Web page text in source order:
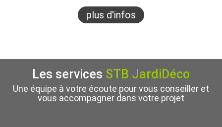
plus d'infos
Les services STB JardiDéco
Une équipe à votre écoute pour vous conseiller et
vous accompagner dans votre projet